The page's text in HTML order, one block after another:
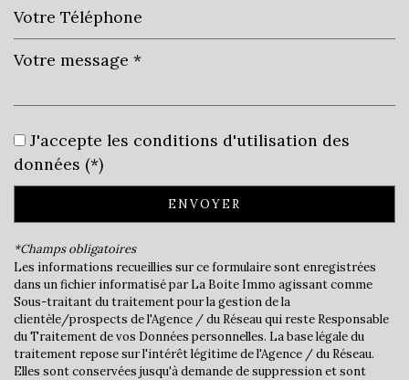
statistiques
Nombre d'habitants
1 347
Propriétaires (vs. locataires)
Taxe habitation
9,44 %
Taxe foncière
Habitants de moins de 25 ans
29,94 %
Habitants de 25 à 55 ans
42,05 %
J'accepte les conditions d'utilisation des
données (*)
ENVOYER
*Champs obligatoires
Les informations recueillies sur ce formulaire sont enregistrées
dans un fichier informatisé par La Boite Immo agissant comme
Sous-traitant du traitement pour la gestion de la
clientèle/prospects de l'Agence / du Réseau qui reste Responsable
du Traitement de vos Données personnelles. La base légale du
traitement repose sur l'intérêt légitime de l'Agence / du Réseau.
Elles sont conservées jusqu'à demande de suppression et sont